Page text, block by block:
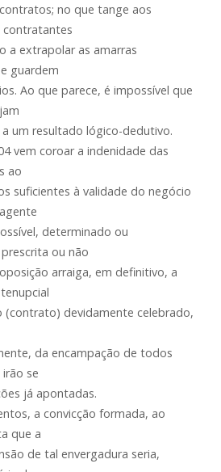
no que tange aos
a extrapolar as amarras
guardem
Ao que parece, é impossível que
um resultado lógico-dedutivo.
vem coroar a indenidade das
ao
suficientes à validade do negócio
determinado ou
ou não
arraiga, em definitivo, a
(contrato) devidamente celebrado,
da encampação de todos
se
já apontadas.
a convicção formada, ao
que a
de tal envergadura seria,